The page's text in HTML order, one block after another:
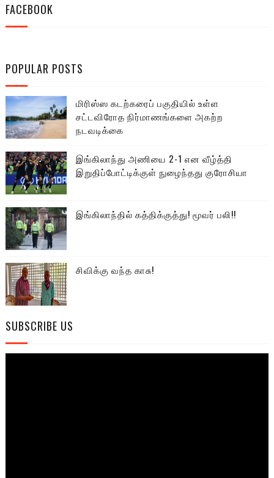
FACEBOOK
POPULAR POSTS
மிரிஸ்ஸ கடற்கரைப் பகுதியில் உள்ள
சட்டவிரோத நிர்மாணங்களை அகற்ற
நடவடிக்கை
இங்கிலாந்து அணியை 2-1 என வீழ்த்தி
இறுதிப்போட்டிக்குள் நுழைந்தது குரோசியா
இங்கிலாந்தில் கத்திக்குத்து! மூவர் பலி!!
சிவிக்கு வந்த காசு!
SUBSCRIBE US